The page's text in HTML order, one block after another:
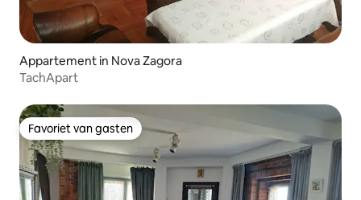
Appartement in Nova Zagora
TachApart
Favoriet van gasten
Favoriet van gasten